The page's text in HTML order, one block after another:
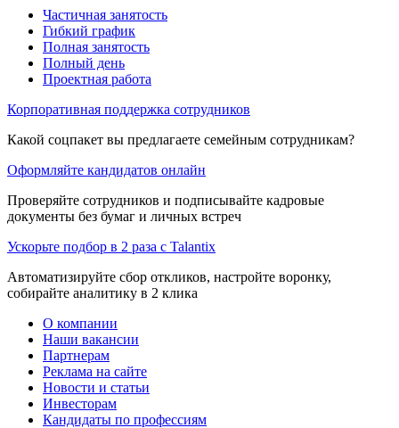
Частичная занятость
Гибкий график
Полная занятость
Полный день
Проектная работа
Корпоративная поддержка сотрудников
Какой соцпакет вы предлагаете семейным сотрудникам?
Оформляйте кандидатов онлайн
Проверяйте сотрудников и подписывайте кадровые
документы без бумаг и личных встреч
Ускорьте подбор в 2 раза с Talantix
Автоматизируйте сбор откликов, настройте воронку,
собирайте аналитику в 2 клика
О компании
Наши вакансии
Партнерам
Реклама на сайте
Новости и статьи
Инвесторам
Кандидаты по профессиям